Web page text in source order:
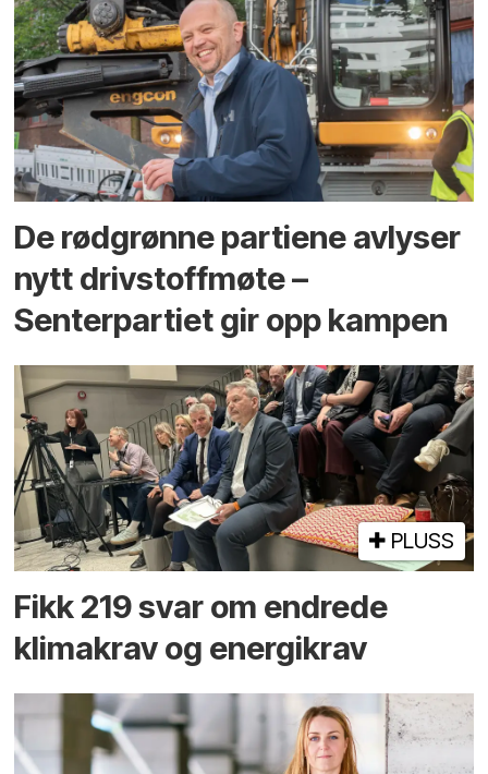
De rødgrønne partiene avlyser
nytt drivstoffmøte –
Senterpartiet gir opp kampen
PLUSS
Fikk 219 svar om endrede
klimakrav og energikrav